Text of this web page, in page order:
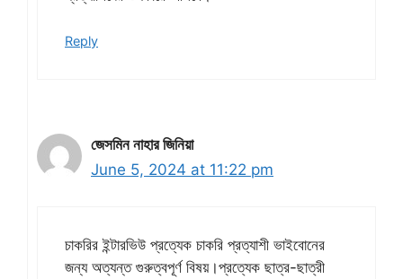
Reply
জেসমিন নাহার জিনিয়া
June 5, 2024 at 11:22 pm
চাকরির ইন্টারভিউ প্রত্যেক চাকরি প্রত্যাশী ভাইবোনের
জন্য অত্যন্ত গুরুত্বপূর্ণ বিষয়।প্রত্যেক ছাত্র-ছাত্রী